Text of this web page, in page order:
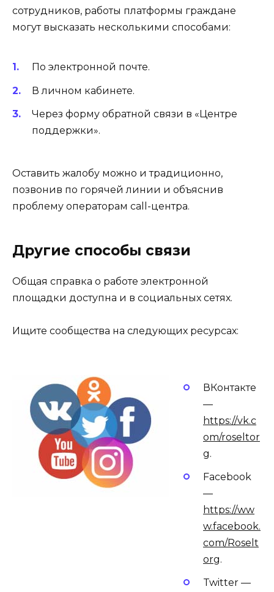
сотрудников, работы платформы граждане
могут высказать несколькими способами:
По электронной почте.
В личном кабинете.
Через форму обратной связи в «Центре
поддержки».
Оставить жалобу можно и традиционно,
позвонив по горячей линии и объяснив
проблему операторам call-центра.
Другие способы связи
Общая справка о работе электронной
площадки доступна и в социальных сетях.
Ищите сообщества на следующих ресурсах:
ВКонтакте
—
https://vk.c
om/roseltor
g.
Facebook
—
https://ww
w.facebook.
com/Roselt
org.
Twitter —